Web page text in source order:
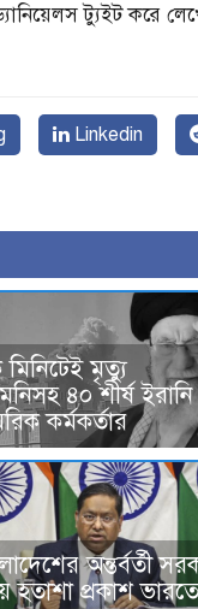
ড্যানিয়েলস ট্যুইট
Linkedin
মৃত্যু
৪০ শীর্ষ ইরানি
কর্মকর্তার
অন্তর্বর্তী
হতাশা প্রকাশ